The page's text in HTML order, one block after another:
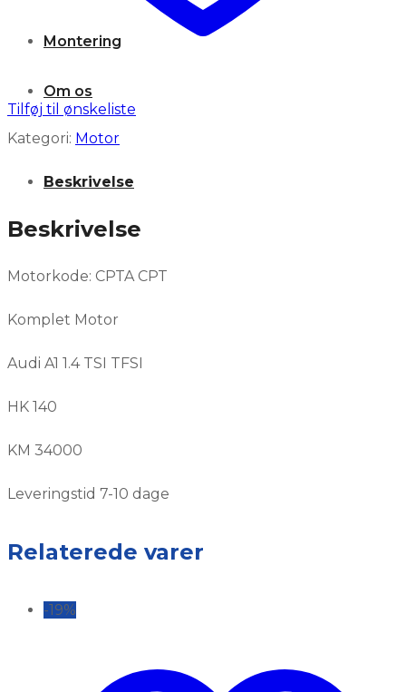
Montering
Om os
Tilføj til ønskeliste
Kategori: Motor
Beskrivelse
Beskrivelse
Motorkode: CPTA CPT
Komplet Motor
Audi A1 1.4 TSI TFSI
HK 140
KM 34000
Leveringstid 7-10 dage
Relaterede varer
-19%